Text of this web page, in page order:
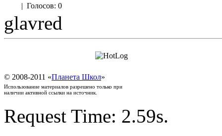
| Голосов: 0
glavred
© 2008-2011 «Планета Школ»
Использование материалов разрешено только при
наличии активной ссылки на источник.
Request Time: 2.59s.